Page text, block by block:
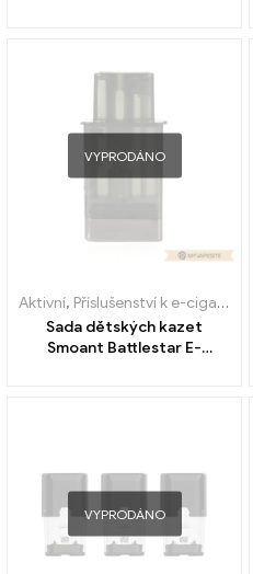
VYPRODÁNO
Aktivní, Příslušenství k e-cigaretám
Sada dětských kazet
Smoant Battlestar E-
VYPRODÁNO